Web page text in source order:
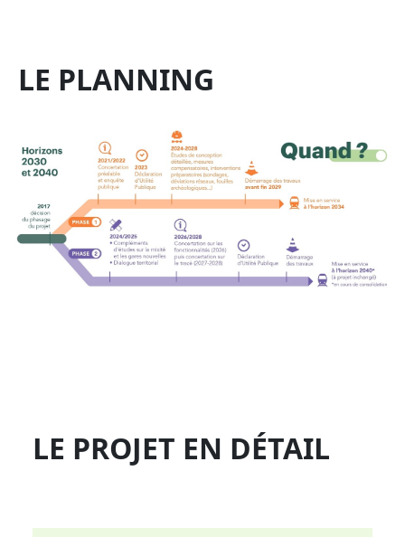
LE PLANNING
LE PROJET EN DÉTAIL